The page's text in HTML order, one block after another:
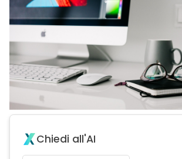
Chiedi all'AI